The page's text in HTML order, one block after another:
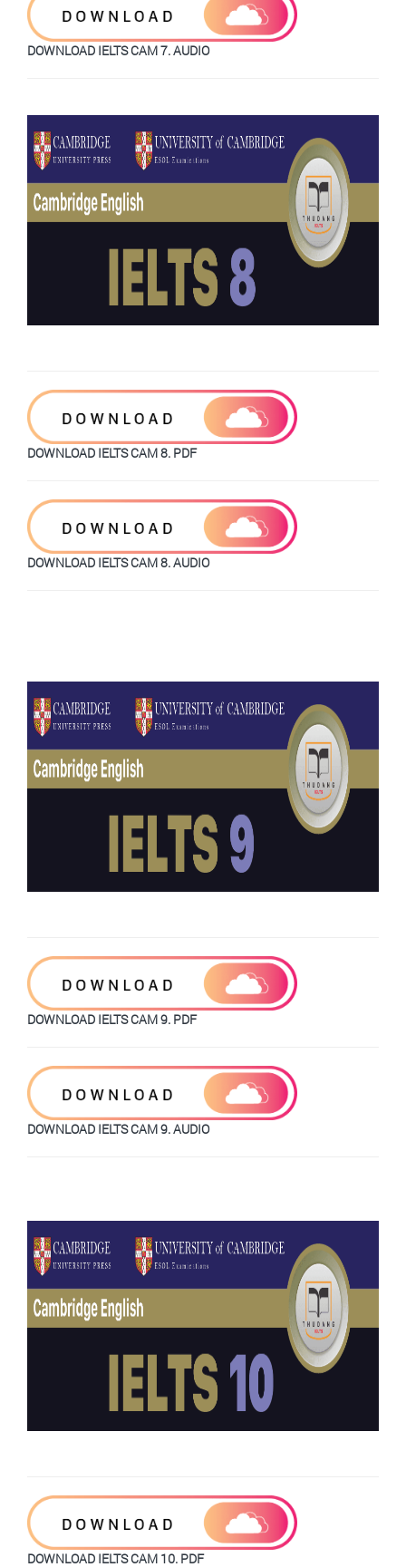
DOWNLOAD IELTS CAM 7. AUDIO
DOWNLOAD IELTS CAM 8. PDF
DOWNLOAD IELTS CAM 8. AUDIO
DOWNLOAD IELTS CAM 9. PDF
DOWNLOAD IELTS CAM 9. AUDIO
DOWNLOAD IELTS CAM 10. PDF